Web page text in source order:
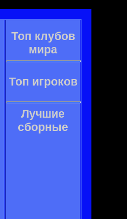
Топ клубов
мира
Топ игроков
Лучшие
сборные